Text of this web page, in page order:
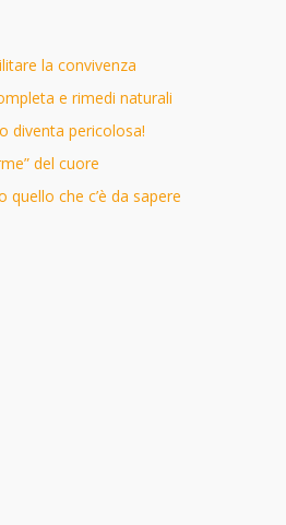
la convivenza
e rimedi naturali
diventa pericolosa!
del cuore
che c’è da sapere